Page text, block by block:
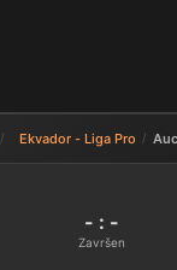
Ekvador - Liga Pro
- : -
Završen